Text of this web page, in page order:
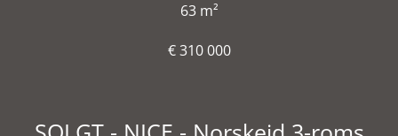
63 m²
€ 310 000